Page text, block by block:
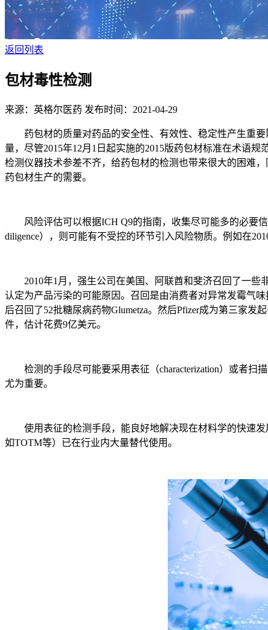
返回列表
包材毒性检测
来源：英格尔医药 发布时间：2021-04-29
药包材的质量对药品的安全性、有效性、稳定性产生重要
量，尽管2015年12月1日起实施的2015版药包材标准在术语
检测仪器技术参差不齐，给药包材的检测也带来很大的困难
药包材生产的需要。
风险评估可以根据ICH Q9的指南，收集尽可能多的必要信
diligence），则可能有不受控的环节引入风险物质。例如在
2010年1月，强生公司在美国、阿联酋和斐济召回了一些
认定为产品污染的可能原因。召回是由消费者对异常发霉气
后召回了52批糖尿病药物Glumetza。然后Pfizer成为第三家
件，估计花费9亿美元。
检测的手段尽可能要采用表征（characterization）或者扫
尤为重要。
使用表征的检测手段，能良好地解决现在材料学的快速发
如TOTM等）已在行业内大量替代使用。